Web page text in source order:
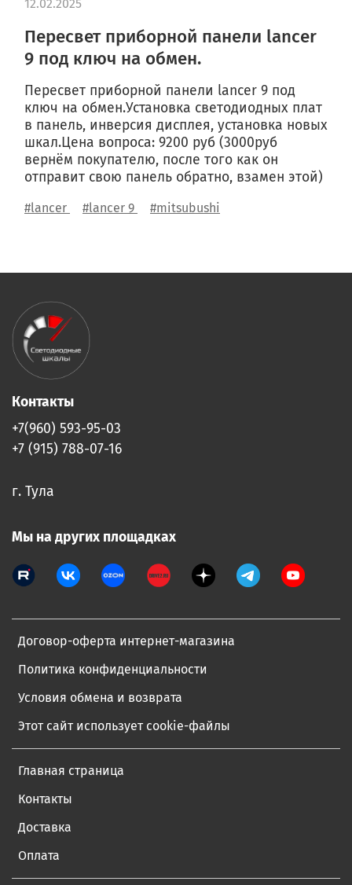
Пересвет приборной панели lancer
9 под ключ на обмен.
Пересвет приборной панели lancer 9 под
ключ на обмен.Установка светодиодных плат
в панель, инверсия дисплея, установка новых
шкал.Цена вопроса: 9200 руб (3000руб
вернём покупателю, после того как он
отправит свою панель обратно, взамен этой)
12.02.2025
#lancer #lancer 9 #mitsubushi
Договор-оферта интернет-магазина
Политика конфиденциальности
Условия обмена и возврата
Этот сайт использует cookie-файлы
Главная страница
Контакты
Доставка
Оплата
Контакты
+7(960) 593-95-03
+7 (915) 788-07-16
г. Тула
Мы на других площадках